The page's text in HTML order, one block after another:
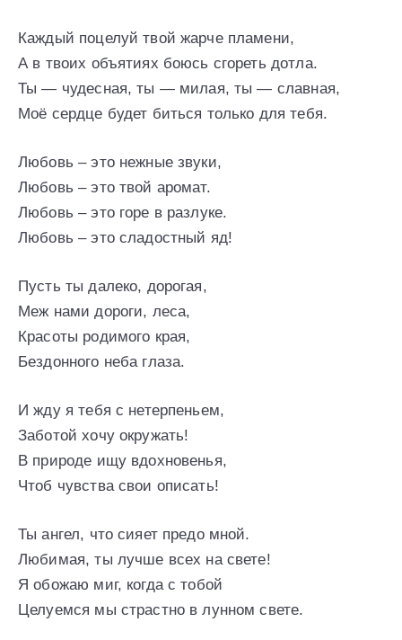
Каждый поцелуй твой жарче пламени,
А в твоих объятиях боюсь сгореть дотла.
Ты — чудесная, ты — милая, ты — славная,
Моё сердце будет биться только для тебя.
Любовь – это нежные звуки,
Любовь – это твой аромат.
Любовь – это горе в разлуке.
Любовь – это сладостный яд!
Пусть ты далеко, дорогая,
Меж нами дороги, леса,
Красоты родимого края,
Бездонного неба глаза.
И жду я тебя с нетерпеньем,
Заботой хочу окружать!
В природе ищу вдохновенья,
Чтоб чувства свои описать!
Ты ангел, что сияет предо мной.
Любимая, ты лучше всех на свете!
Я обожаю миг, когда с тобой
Целуемся мы страстно в лунном свете.